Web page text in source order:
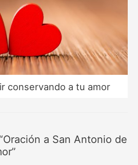
conservando a tu amor
a San Antonio de